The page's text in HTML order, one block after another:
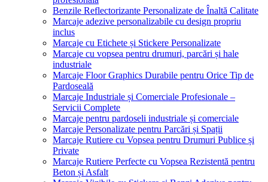
Benzile Reflectorizante Personalizate de Înaltă Calitate
Marcaje adezive personalizabile cu design propriu
inclus
Marcaje cu Etichete și Stickere Personalizate
Marcaje cu vopsea pentru drumuri, parcări și hale
industriale
Marcaje Floor Graphics Durabile pentru Orice Tip de
Pardoseală
Marcaje Industriale și Comerciale Profesionale –
Servicii Complete
Marcaje pentru pardoseli industriale și comerciale
Marcaje Personalizate pentru Parcări și Spații
Marcaje Rutiere cu Vopsea pentru Drumuri Publice și
Private
Marcaje Rutiere Perfecte cu Vopsea Rezistentă pentru
Beton și Asfalt